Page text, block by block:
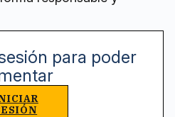
para poder